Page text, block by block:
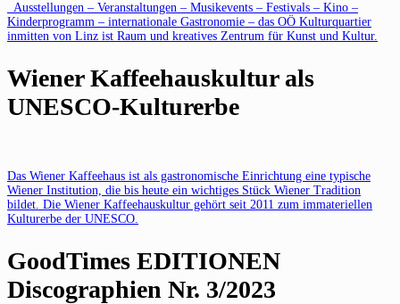
Ausstellungen – Veranstaltungen – Musikevents – Festivals – Kino –
Kinderprogramm – internationale Gastronomie – das OÖ Kulturquartier
inmitten von Linz ist Raum und kreatives Zentrum für Kunst und Kultur.
Wiener Kaffeehauskultur als
UNESCO-Kulturerbe
Das Wiener Kaffeehaus ist als gastronomische Einrichtung eine typische
Wiener Institution, die bis heute ein wichtiges Stück Wiener Tradition
bildet. Die Wiener Kaffeehauskultur gehört seit 2011 zum immateriellen
Kulturerbe der UNESCO.
GoodTimes EDITIONEN
Discographien Nr. 3/2023